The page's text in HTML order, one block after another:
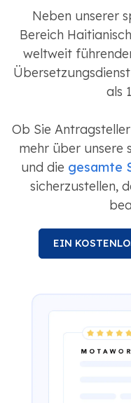
Neben unserer
Bereich
weltweit
als
Ob Sie
mehr über unsere
und die gesamte
sicherzustellen,
EIN